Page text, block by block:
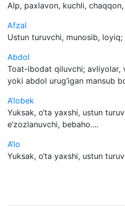
Alp, paxlavon, kuchli,
Afzal
Ustun turuvchi, munosib,
Abdol
Toat-ibodat qiluvchi; avliyolar,
yoki abdol urug‘igan mansub
A’lobek
Yuksak, o‘ta yaxshi, ustun
e’zozlanuvchi, bebaho....
A’lo
Yuksak, o‘ta yaxshi, ustun